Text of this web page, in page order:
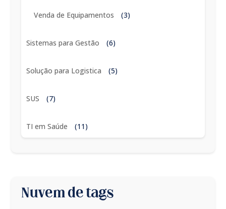
Venda de Equipamentos (3)
Sistemas para Gestão (6)
Solução para Logistica (5)
SUS (7)
TI em Saúde (11)
Nuvem de tags